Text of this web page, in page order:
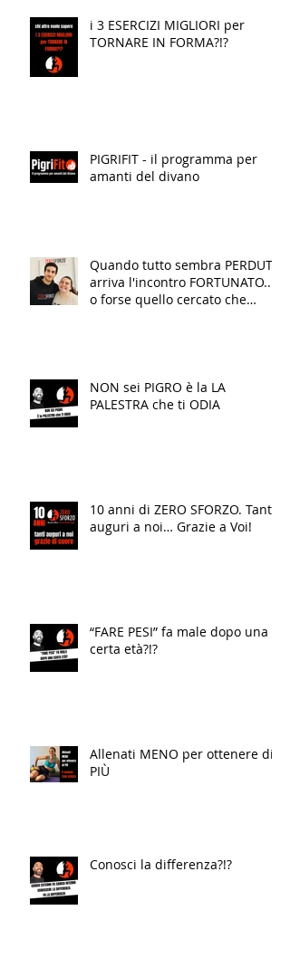
i 3 ESERCIZI MIGLIORI per
TORNARE IN FORMA?!?
PIGRIFIT - il programma per
amanti del divano
Quando tutto sembra PERDUTO
arriva l'incontro FORTUNATO...
o forse quello cercato che
NON sei PIGRO è la LA
PALESTRA che ti ODIA
10 anni di ZERO SFORZO. Tanti
auguri a noi… Grazie a Voi!
“FARE PESI” fa male dopo una
certa età?!?
Allenati MENO per ottenere di
PIÙ
Conosci la differenza?!?